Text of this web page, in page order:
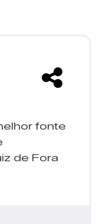
fonte
de Fora